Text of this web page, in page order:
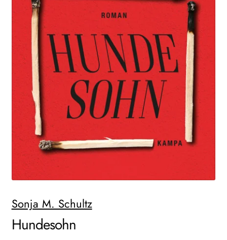
WEITERE VERLAGE
Search:
Sonja M. Schultz
Hundesohn